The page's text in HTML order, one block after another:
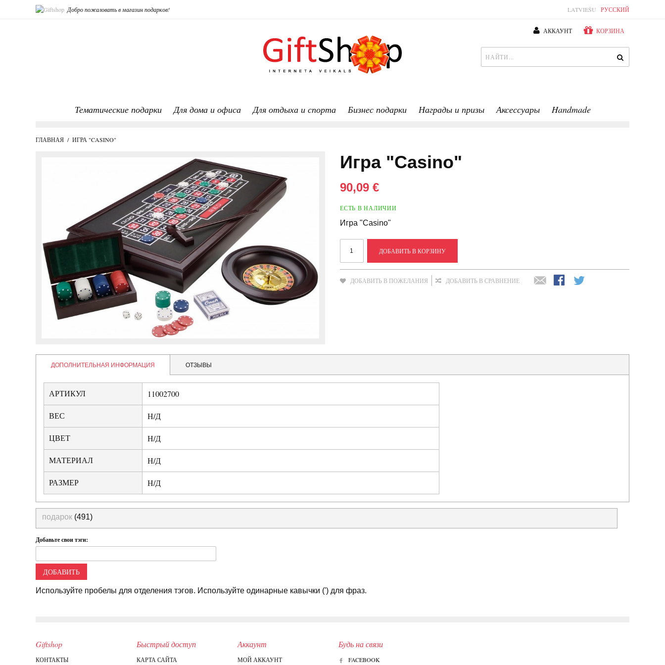
Добро пожаловать в магазин подарков! LATVIEŠU РУССКИЙ
АККАУНТ КОРЗИНА
Тематические подарки Для дома и офиса Для отдыха и спорта Бизнес подарки Награды и призы Аксессуары Handmade
ГЛАВНАЯ / ИГРА "CASINO"
Игра "Casino"
90,09 €
ЕСТЬ В НАЛИЧИИ
Игра "Casino"
ДОБАВИТЬ В КОРЗИНУ
ДОБАВИТЬ В ПОЖЕЛАНИЯ ДОБАВИТЬ В СРАВНЕНИЕ
ДОПОЛНИТЕЛЬНАЯ ИНФОРМАЦИЯ ОТЗЫВЫ
АРТИКУЛ 11002700
ВЕС Н/Д
ЦВЕТ Н/Д
МАТЕРИАЛ Н/Д
РАЗМЕР Н/Д
подарок (491)
Добавьте свои тэги:
ДОБАВИТЬ
Используйте пробелы для отделения тэгов. Используйте одинарные кавычки (') для фраз.
Giftshop
КОНТАКТЫ
Быстрый доступ
КАРТА САЙТА
Аккаунт
МОЙ АККАУНТ
Будь на связи
FACEBOOK